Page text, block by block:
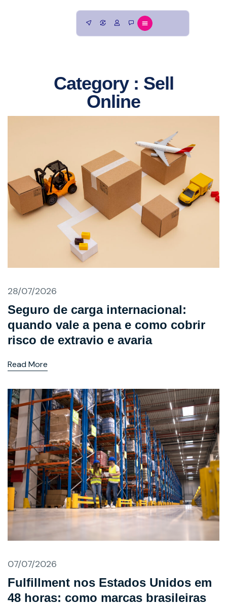
Category : Sell
Online
28/07/2026
Seguro de carga internacional:
quando vale a pena e como cobrir
risco de extravio e avaria
Read More
07/07/2026
Fulfillment nos Estados Unidos em
48 horas: como marcas brasileiras